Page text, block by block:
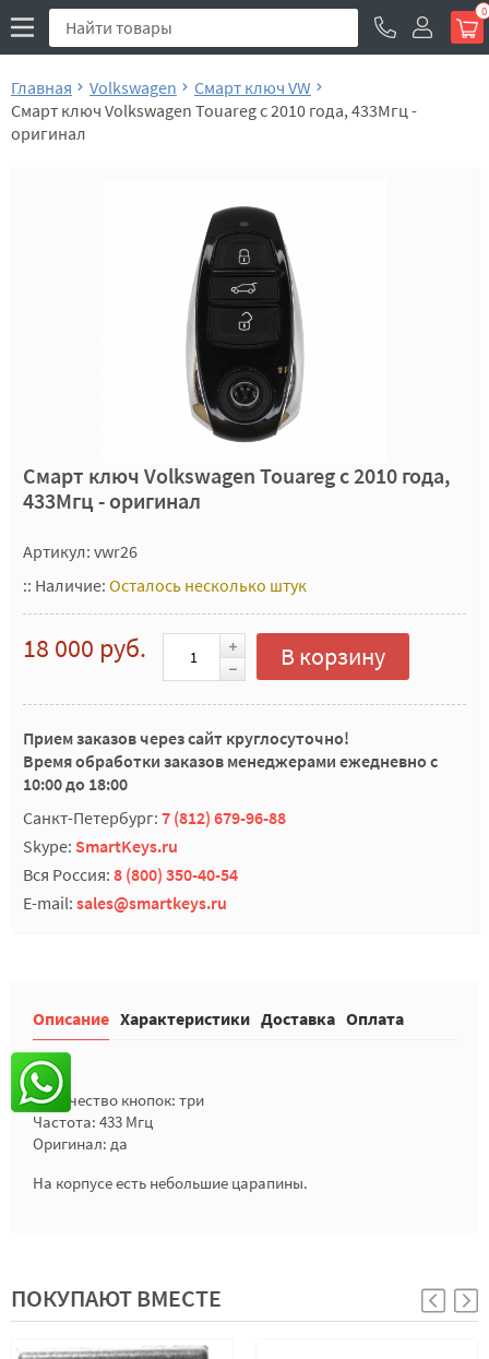
0
Главная Volkswagen
Смарт ключ VW
Смарт ключ Volkswagen Touareg c 2010 года, 433Мгц -
оригинал
Смарт ключ Volkswagen Touareg c 2010 года,
433Мгц - оригинал
Артикул: vwr26
:: Наличие: Осталось несколько штук
18 000 руб. В корзину
Прием заказов через сайт круглосуточно!
Время обработки заказов менеджерами ежедневно с
10:00 до 18:00
Санкт-Петербург: 7 (812) 679-96-88
Skype: SmartKeys.ru
Вся Россия: 8 (800) 350-40-54
E-mail: sales@smartkeys.ru
Описание Характеристики Доставка Оплата
Количество кнопок: три
Частота: 433 Мгц
Оригинал: да
На корпусе есть небольшие царапины.
ПОКУПАЮТ ВМЕСТЕ